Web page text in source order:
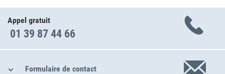
Appel gratuit
01 39 87 44 66
Formulaire de contact